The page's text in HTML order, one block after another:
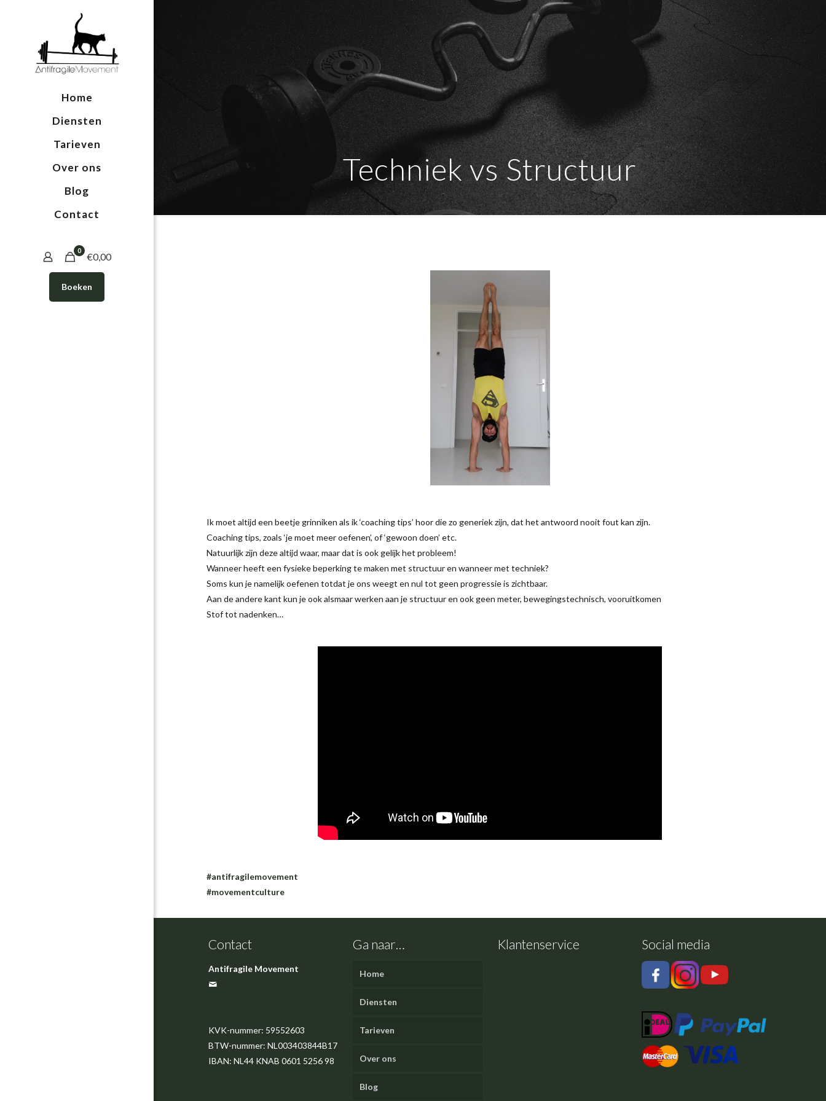
Home
Diensten
Tarieven
Over ons
Blog
Contact
0
€0,00
Boeken
Techniek vs Structuur
Ik moet altijd een beetje grinniken als ik ‘coaching tips’ hoor die zo generiek zijn, dat het antwoord nooit fout kan zijn.
Coaching tips, zoals ‘je moet meer oefenen’, of ‘gewoon doen’ etc.
Natuurlijk zijn deze altijd waar, maar dat is ook gelijk het probleem!
Wanneer heeft een fysieke beperking te maken met structuur en wanneer met techniek?
Soms kun je namelijk oefenen totdat je ons weegt en nul tot geen progressie is zichtbaar.
Aan de andere kant kun je ook alsmaar werken aan je structuur en ook geen meter, bewegingstechnisch, vooruitkomen
Stof tot nadenken…
#antifragilemovement
#movementculture
Contact
Antifragile Movement
KVK-nummer: 59552603
BTW-nummer: NL003403844B17
IBAN: NL44 KNAB 0601 5256 98
Ga naar…
Home
Diensten
Tarieven
Over ons
Blog
Klantenservice Social media